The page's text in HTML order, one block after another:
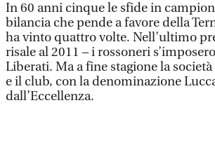
In 60 anni cinque le sfide in
bilancia che pende a favore della
ha vinto quattro volte. Nell’ultimo
risale al 2011 – i rossoneri
Liberati. Ma a fine stagione la
e il club, con la denominazione
dall’Eccellenza.